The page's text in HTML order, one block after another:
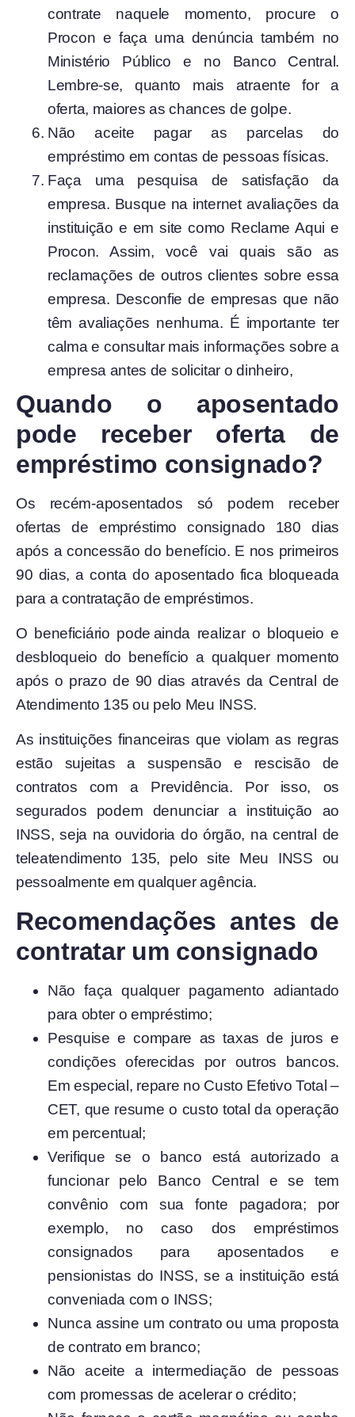
contrate naquele momento, procure o
Procon e faça uma denúncia também no
Ministério Público e no Banco Central.
Lembre-se, quanto mais atraente for a
oferta, maiores as chances de golpe.
Não aceite pagar as parcelas do
empréstimo em contas de pessoas físicas.
Faça uma pesquisa de satisfação da
empresa. Busque na internet avaliações da
instituição e em site como Reclame Aqui e
Procon. Assim, você vai quais são as
reclamações de outros clientes sobre essa
empresa. Desconfie de empresas que não
têm avaliações nenhuma. É importante ter
calma e consultar mais informações sobre a
empresa antes de solicitar o dinheiro,
Quando o aposentado
pode receber oferta de
empréstimo consignado?
Os recém-aposentados só podem receber
ofertas de empréstimo consignado 180 dias
após a concessão do benefício. E nos primeiros
90 dias, a conta do aposentado fica bloqueada
para a contratação de empréstimos.
O beneficiário pode ainda realizar o bloqueio e
desbloqueio do benefício a qualquer momento
após o prazo de 90 dias através da Central de
Atendimento 135 ou pelo Meu INSS.
As instituições financeiras que violam as regras
estão sujeitas a suspensão e rescisão de
contratos com a Previdência. Por isso, os
segurados podem denunciar a instituição ao
INSS, seja na ouvidoria do órgão, na central de
teleatendimento 135, pelo site Meu INSS ou
pessoalmente em qualquer agência.
Recomendações antes de
contratar um consignado
Não faça qualquer pagamento adiantado
para obter o empréstimo;
Pesquise e compare as taxas de juros e
condições oferecidas por outros bancos.
Em especial, repare no Custo Efetivo Total –
CET, que resume o custo total da operação
em percentual;
Verifique se o banco está autorizado a
funcionar pelo Banco Central e se tem
convênio com sua fonte pagadora; por
exemplo, no caso dos empréstimos
consignados para aposentados e
pensionistas do INSS, se a instituição está
conveniada com o INSS;
Nunca assine um contrato ou uma proposta
de contrato em branco;
Não aceite a intermediação de pessoas
com promessas de acelerar o crédito;